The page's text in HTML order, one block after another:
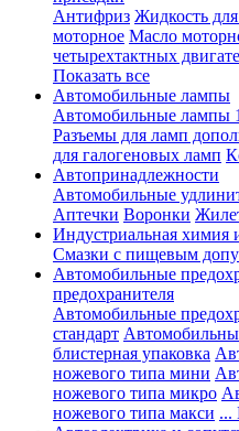
Антифриз Жидкость
моторное Масло
четырехтактных
Показать все
Автомобильные лампы
Автомобильные лампы
Разъемы для ламп
для галогеновых ламп
Автопринадлежности
Автомобильные
Аптечки Воронки
Индустриальная химия
Смазки с пищевым
Автомобильные
предохранителя
Автомобильные
стандарт
блистерная упаковка
ножевого типа мини
ножевого типа микро
ножевого типа макси ...